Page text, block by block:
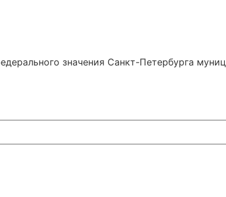
значения Санкт-Петербурга